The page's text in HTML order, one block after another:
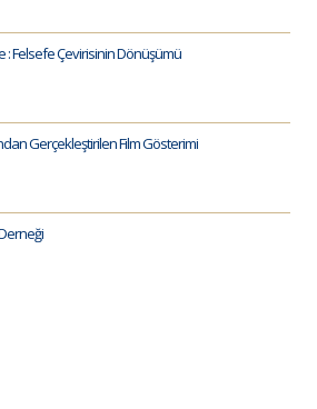
Felsefe Çevirisinin Dönüşümü
Gerçekleştirilen Film Gösterimi